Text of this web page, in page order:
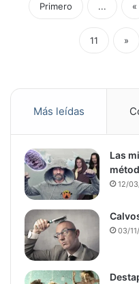
Primero ... «
11 »
Más leídas
Las
12/
03/